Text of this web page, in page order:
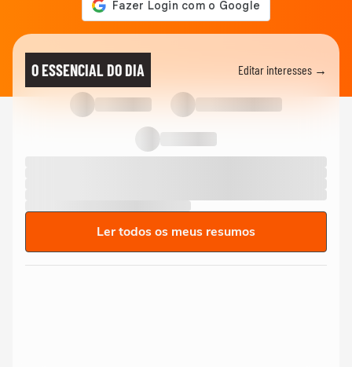
O ESSENCIAL DO DIA Editar interesses →
Ler todos os meus resumos